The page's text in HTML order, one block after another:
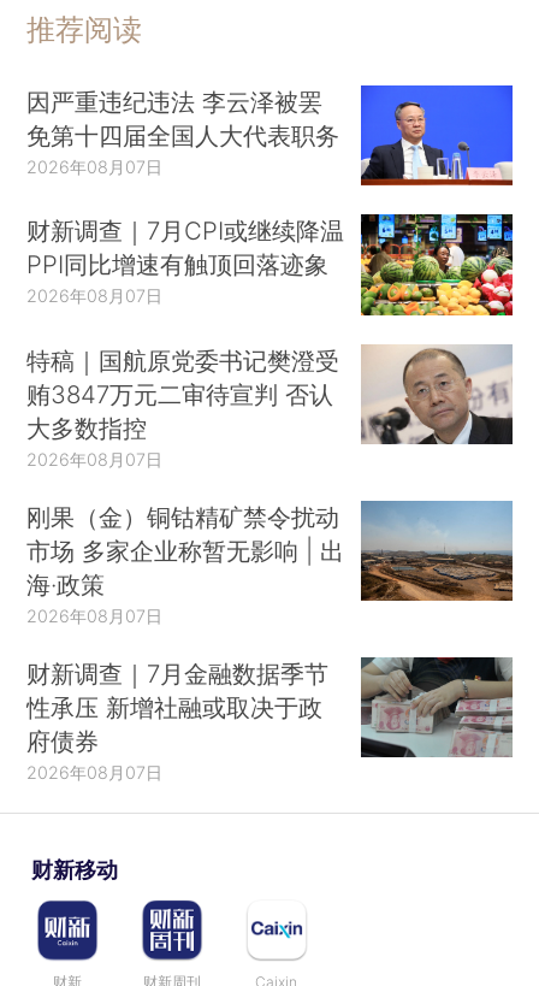
推荐阅读
因严重违纪违法 李云泽被罢
免第十四届全国人大代表职务
2026年08月07日
财新调查｜7月CPI或继续降温
PPI同比增速有触顶回落迹象
2026年08月07日
特稿｜国航原党委书记樊澄受
贿3847万元二审待宣判 否认
大多数指控
2026年08月07日
刚果（金）铜钴精矿禁令扰动
市场 多家企业称暂无影响 | 出
海·政策
2026年08月07日
财新调查｜7月金融数据季节
性承压 新增社融或取决于政
府债券
2026年08月07日
财新移动
财新 财新周刊 Caixin